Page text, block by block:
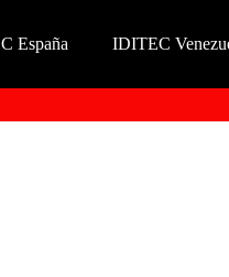
España IDITEC